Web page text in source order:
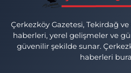
Çerkezköy Gazetesi, Tekirdağ
haberleri, yerel gelişmeler ve
güvenilir şekilde sunar.
haberleri